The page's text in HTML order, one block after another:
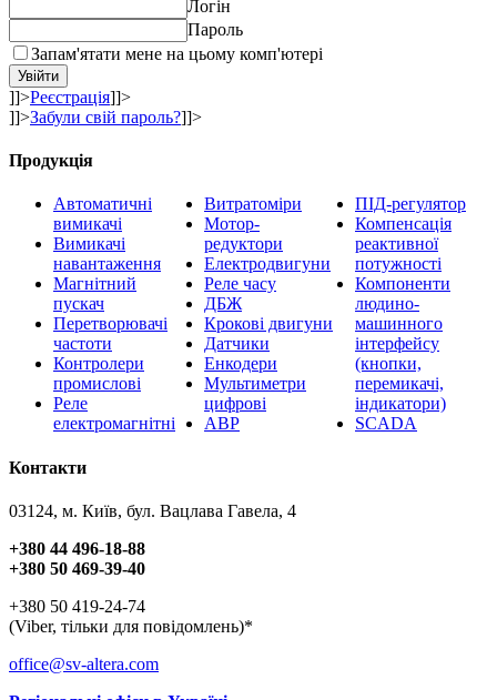
Логін
Пароль
Запам'ятати мене на цьому комп'ютері
]]>Реєстрація]]>
]]>Забули свій пароль?]]>
Продукція
Автоматичні
вимикачі
Вимикачі
навантаження
Магнітний
пускач
Перетворювачі
частоти
Контролери
промислові
Реле
електромагнітні
Витратоміри
Мотор-
редуктори
Електродвигуни
Реле часу
ДБЖ
Крокові двигуни
Датчики
Енкодери
Мультиметри
цифрові
АВР
ПІД-регулятор
Компенсація
реактивної
потужності
Компоненти
людино-
машинного
інтерфейсу
(кнопки,
перемикачі,
індикатори)
SCADA
Контакти
03124, м. Київ, бул. Вацлава Гавела, 4
+380 44 496-18-88
+380 50 469-39-40
+380 50 419-24-74
(Viber, тільки для повідомлень)*
office@sv-altera.com